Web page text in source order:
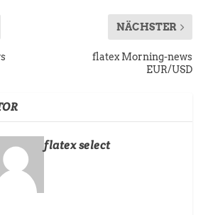
NÄCHSTER
flatex Morning-news
EUR/USD
flatex select